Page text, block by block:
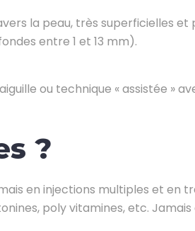
la peau, très superficielles et
entre 1 et 13 mm).
ou technique « assistée »
?
en injections multiples et en
poly vitamines, etc. Jamais